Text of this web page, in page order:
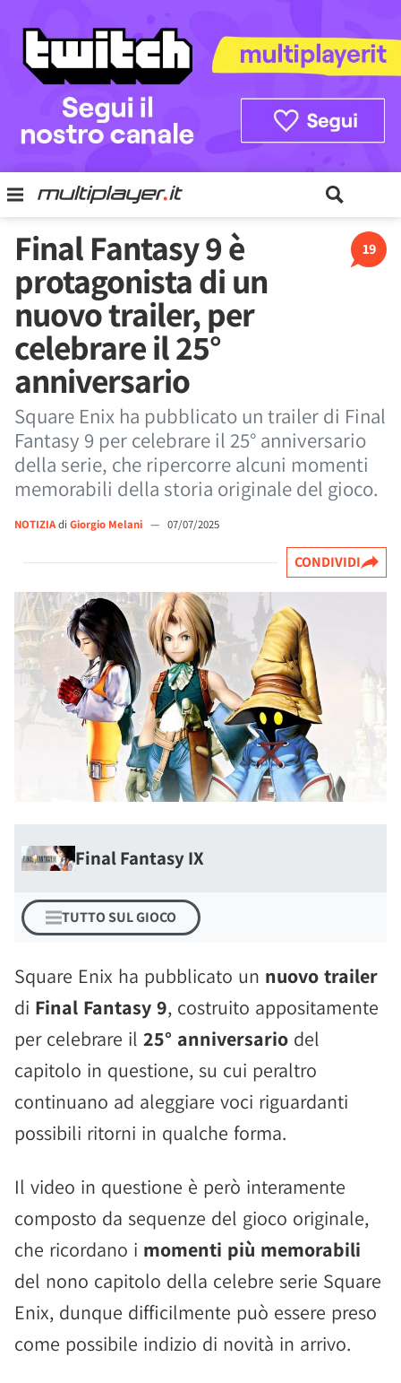
19
Final Fantasy 9 è
protagonista di un
nuovo trailer, per
celebrare il 25°
anniversario
Square Enix ha pubblicato un trailer di Final
Fantasy 9 per celebrare il 25° anniversario
della serie, che ripercorre alcuni momenti
memorabili della storia originale del gioco.
NOTIZIAdi Giorgio Melani — 07/07/2025
CONDIVIDI
Final Fantasy IX
TUTTO SUL GIOCO
Square Enix ha pubblicato un nuovo trailer
di Final Fantasy 9, costruito appositamente
per celebrare il 25° anniversario del
capitolo in questione, su cui peraltro
continuano ad aleggiare voci riguardanti
possibili ritorni in qualche forma.
Il video in questione è però interamente
composto da sequenze del gioco originale,
che ricordano i momenti più memorabili
del nono capitolo della celebre serie Square
Enix, dunque difficilmente può essere preso
come possibile indizio di novità in arrivo.